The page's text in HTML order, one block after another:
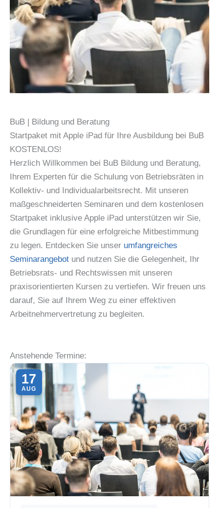
BuB | Bildung und Beratung
Startpaket mit Apple iPad für Ihre Ausbildung bei BuB
KOSTENLOS!
Herzlich Willkommen bei BuB Bildung und Beratung,
Ihrem Experten für die Schulung von Betriebsräten in
Kollektiv- und Individualarbeitsrecht. Mit unseren
maßgeschneiderten Seminaren und dem kostenlosen
Startpaket inklusive Apple iPad unterstützen wir Sie,
die Grundlagen für eine erfolgreiche Mitbestimmung
zu legen. Entdecken Sie unser umfangreiches
Seminarangebot und nutzen Sie die Gelegenheit, Ihr
Betriebsrats- und Rechtswissen mit unseren
praxisorientierten Kursen zu vertiefen. Wir freuen uns
darauf, Sie auf Ihrem Weg zu einer effektiven
Arbeitnehmervertretung zu begleiten.
Anstehende Termine:
17
AUG